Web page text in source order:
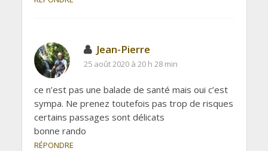
Jean-Pierre
25 août 2020 à 20 h 28 min
ce n’est pas une balade de santé mais oui c’est
sympa. Ne prenez toutefois pas trop de risques
certains passages sont délicats
bonne rando
RÉPONDRE